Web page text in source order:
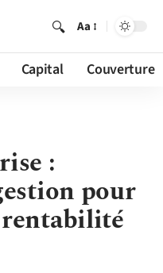
Aa
Capital Couverture
:
pour